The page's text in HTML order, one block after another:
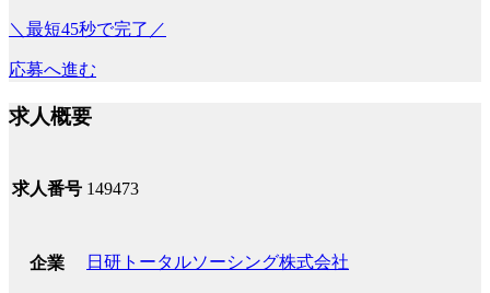
＼最短45秒で完了／
応募へ進む
求人概要
求人番号 149473
企業 日研トータルソーシング株式会社